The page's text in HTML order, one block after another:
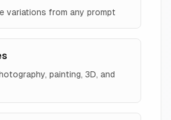
variations from any prompt
painting, 3D, and